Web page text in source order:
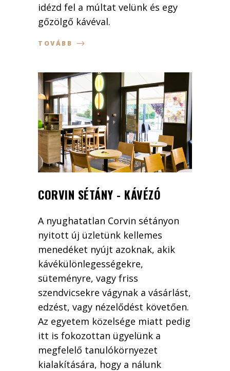
idézd fel a múltat velünk és egy
gőzölgő kávéval.
TOVÁBB
CORVIN SÉTÁNY - KÁVÉZÓ
A nyughatatlan Corvin sétányon
nyitott új üzletünk kellemes
menedéket nyújt azoknak, akik
kávékülönlegességekre,
süteményre, vagy friss
szendvicsekre vágynak a vásárlást,
edzést, vagy nézelődést követően.
Az egyetem közelsége miatt pedig
itt is fokozottan ügyelünk a
megfelelő tanulókörnyezet
kialakítására, hogy a nálunk